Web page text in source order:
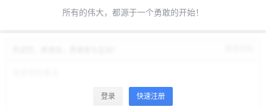
所有的伟大，都源于一个勇敢的开始！
登录 快速注册